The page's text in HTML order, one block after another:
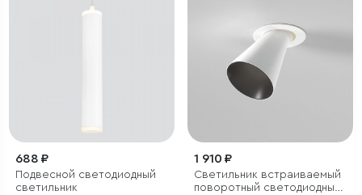
688 ₽
Подвесной светодиодный
светильник
1 910 ₽
Светильник встраиваемый
поворотный светодиодный